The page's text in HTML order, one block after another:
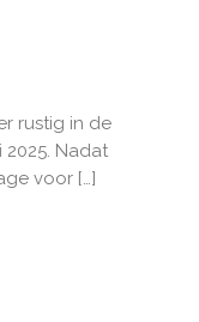
rustig in de
Nadat
voor […]